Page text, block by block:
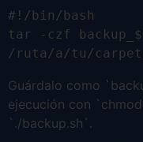
#!/bin/bash
tar -czf
/ruta/a/tu/
Guárdalo como
ejecución con
`./backup.sh`.